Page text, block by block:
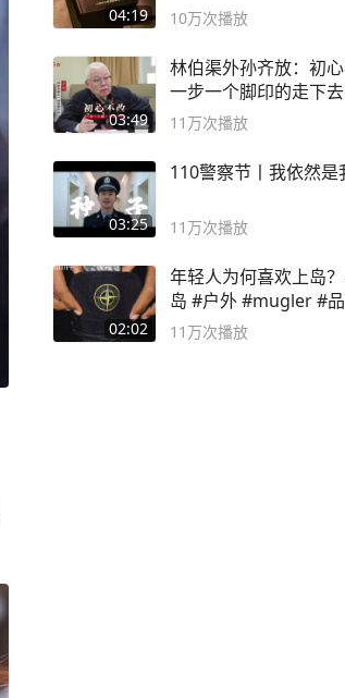
04:19 10万次播放
03:49
林伯渠外孙齐放：初
一步一个脚印的走下
论坛
11万次播放
03:25
110警察节丨我依然是
11万次播放
02:02
年轻人为何喜欢上岛
岛 #户外 #mugler #
球流氓
11万次播放